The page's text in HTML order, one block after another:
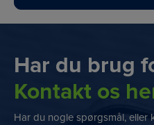
Har du brug
Kontakt os
Har du nogle spørgsmål,